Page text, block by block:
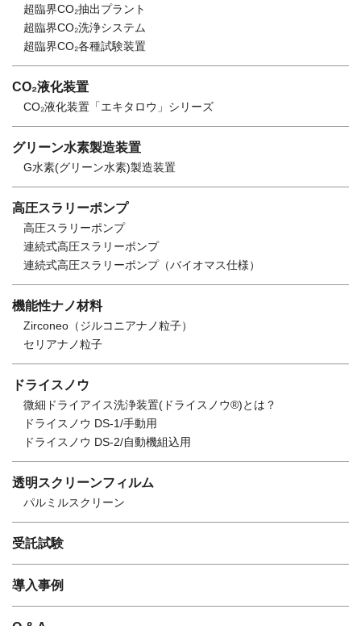
超臨界CO₂抽出プラント
超臨界CO₂洗浄システム
超臨界CO₂各種試験装置
CO₂液化装置
CO₂液化装置「エキタロウ」シリーズ
グリーン水素製造装置
G水素(グリーン水素)製造装置
高圧スラリーポンプ
高圧スラリーポンプ
連続式高圧スラリーポンプ
連続式高圧スラリーポンプ（バイオマス仕様）
機能性ナノ材料
Zirconeo（ジルコニアナノ粒子）
セリアナノ粒子
ドライスノウ
微細ドライアイス洗浄装置(ドライスノウ®)とは？
ドライスノウ DS-1/手動用
ドライスノウ DS-2/自動機組込用
透明スクリーンフィルム
パルミルスクリーン
受託試験
導入事例